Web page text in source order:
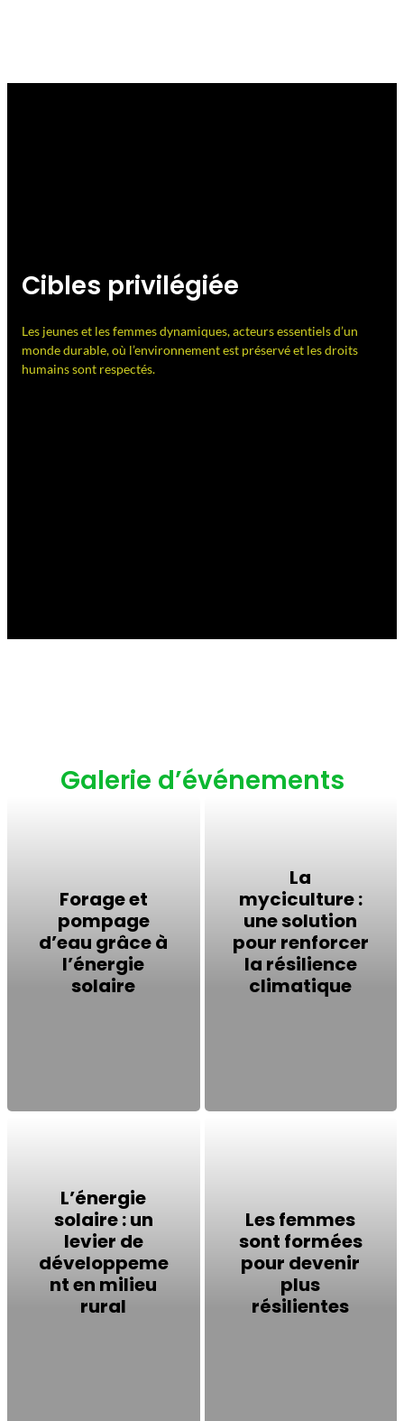
Cibles privilégiée
Les jeunes et les femmes dynamiques, acteurs essentiels d’un
monde durable, où l’environnement est préservé et les droits
humains sont respectés.
Galerie d’événements
Forage et
pompage
d’eau grâce à
l’énergie
solaire
La
myciculture :
une solution
pour renforcer
la résilience
climatique
L’énergie
solaire : un
levier de
développeme
nt en milieu
rural
Les femmes
sont formées
pour devenir
plus
résilientes